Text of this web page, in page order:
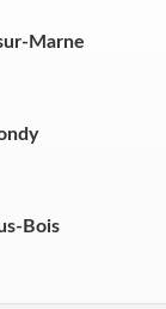
Marne
Bois